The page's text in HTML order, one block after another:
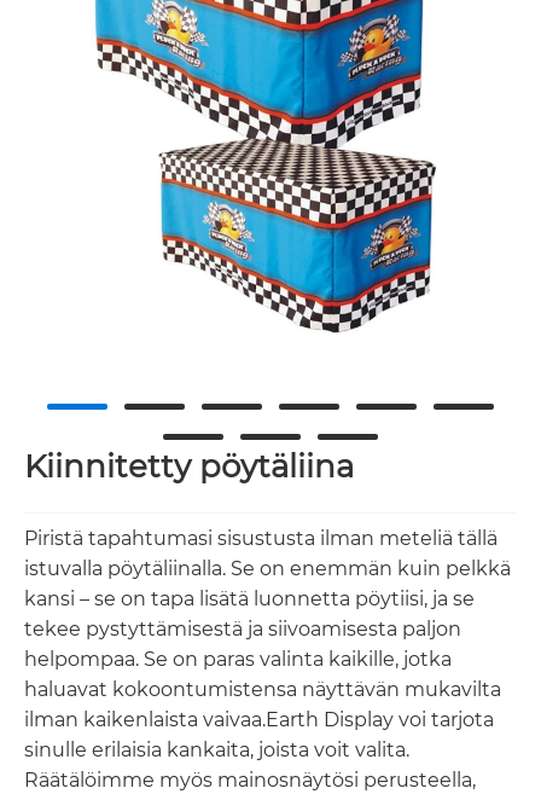
Kiinnitetty pöytäliina
Piristä tapahtumasi sisustusta ilman meteliä tällä
istuvalla pöytäliinalla. Se on enemmän kuin pelkkä
kansi – se on tapa lisätä luonnetta pöytiisi, ja se
tekee pystyttämisestä ja siivoamisesta paljon
helpompaa. Se on paras valinta kaikille, jotka
haluavat kokoontumistensa näyttävän mukavilta
ilman kaikenlaista vaivaa.Earth Display voi tarjota
sinulle erilaisia ​​kankaita, joista voit valita.
Räätälöimme myös mainosnäytösi perusteella,